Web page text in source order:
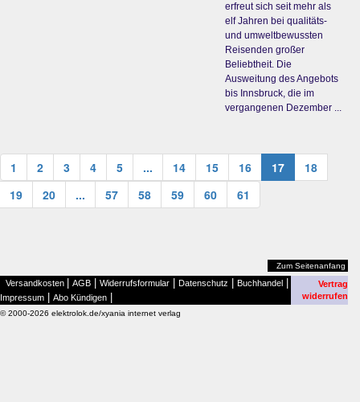
erfreut sich seit mehr als
elf Jahren bei qualitäts-
und umweltbewussten
Reisenden großer
Beliebtheit. Die
Ausweitung des Angebots
bis Innsbruck, die im
vergangenen Dezember ...
1 2 3 4 5 ... 14 15 16 17
18
19
20 ... 57 58 59 60 61
Zum Seitenanfang
Versandkosten AGB Widerrufsformular Datenschutz Buchhandel
Impressum Abo Kündigen
Vertrag
widerrufen
© 2000-2026 elektrolok.de/xyania internet verlag